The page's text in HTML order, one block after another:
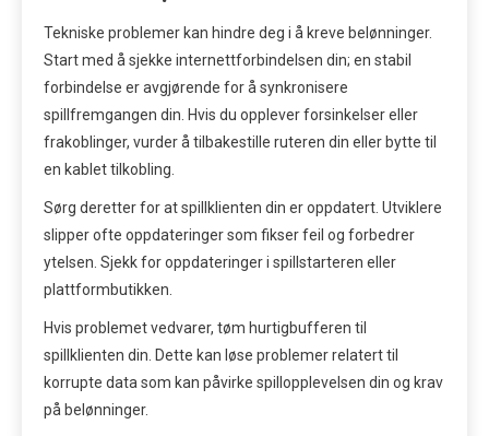
Tekniske problemer kan hindre deg i å kreve belønninger.
Start med å sjekke internettforbindelsen din; en stabil
forbindelse er avgjørende for å synkronisere
spillfremgangen din. Hvis du opplever forsinkelser eller
frakoblinger, vurder å tilbakestille ruteren din eller bytte til
en kablet tilkobling.
Sørg deretter for at spillklienten din er oppdatert. Utviklere
slipper ofte oppdateringer som fikser feil og forbedrer
ytelsen. Sjekk for oppdateringer i spillstarteren eller
plattformbutikken.
Hvis problemet vedvarer, tøm hurtigbufferen til
spillklienten din. Dette kan løse problemer relatert til
korrupte data som kan påvirke spillopplevelsen din og krav
på belønninger.